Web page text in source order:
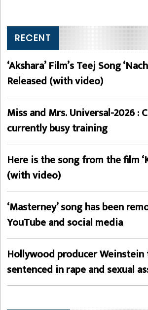
RECENT
‘Akshara’ Film’s Teej Song
Released (with video)
Miss and Mrs. Universal-2026 :
currently busy training
Here is the song from the film
(with video)
‘Masterney’ song has been
YouTube and social media
Hollywood producer
sentenced in rape and sexual